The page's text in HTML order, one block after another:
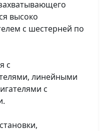
высоко
с шестерней по
с
линейными
с